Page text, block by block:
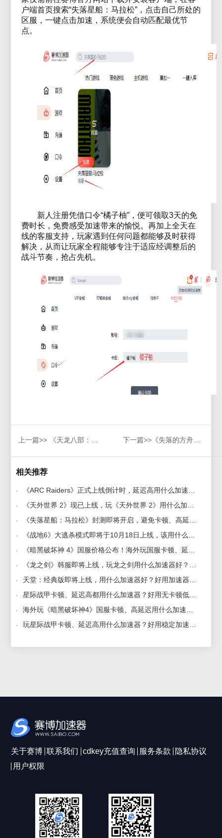
户端首页搜索“失落星船：马拉松”，点击自己所处的
区服，一键点击加速，系统便会自动匹配最优节
点。
新人注册凭借口令“橘子柚”，便可领取3天的免
费时长，免费感受加速带来的愉悦。再加上全天在
线的客服支持，玩家遇到任何问题都能够及时获得
解决，从而让玩家全程能够专注于适应经调整后的
战斗节奏，抢占先机。
上一篇>> 《天龙八部：归来》什么时候首测？怎么参加？ 下一篇>>《失落的方舟》台服连不上服务器，进不去游戏解决方法
相关推荐
关于赛博 联系我们 cdkey充值查询 服务条款
隐私协议
用户权限